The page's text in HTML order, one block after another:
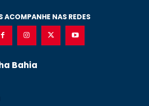
ACOMPANHE NAS REDES
Bahia